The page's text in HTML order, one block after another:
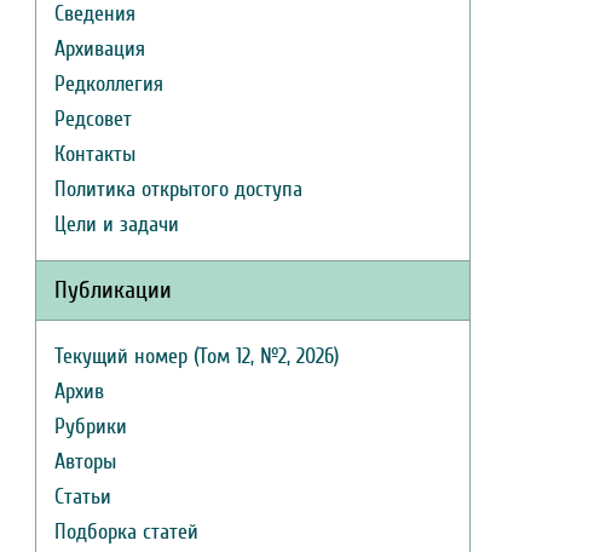
Сведения
Архивация
Редколлегия
Редсовет
Контакты
Политика открытого доступа
Цели и задачи
Публикации
Текущий номер (Том 12, №2, 2026)
Архив
Рубрики
Авторы
Статьи
Подборка статей